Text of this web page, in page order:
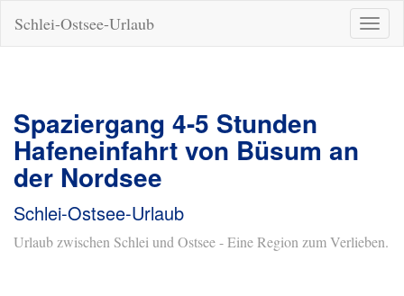
ein-/
Schlei-Ostsee-Urlaub
Spaziergang 4-5 Stunden
Hafeneinfahrt von Büsum an
der Nordsee
Schlei-Ostsee-Urlaub
Urlaub zwischen Schlei und Ostsee - Eine Region zum Verlieben.